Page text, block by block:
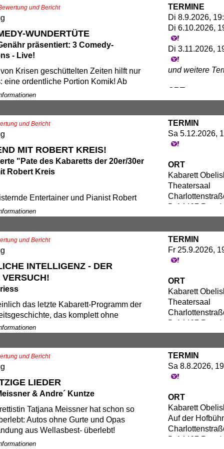
Und dann fragt man da rein: „Was
was ist nice, was geht
Es erwartet Sie ein
Abend für Paare und Singles bei
trocken bleibt
ab 29,00€
und Bericht
WUNDERTÜTE
präsentiert: 3 Comedy-
- Live!
von Krisen geschüttelten Zeiten hilft nur
eine ordentliche Portion Komik! Ab
das Kabarett Obelisk und der
Charlottenstraße 31 einmal im Monat
aus ganz Deutschland bieten
des Alltags die Stirn - und die Pointe –
auftritt? Wird nicht verraten! Die
bleibt, was sie verspricht –
Mischung voller Überraschungen. Nur
Shows rezeptpflichtig.
TERMINE
Di 8.9.2026,
Di 6.10.2026,
Di 3.11.2026,
und weitere
ORT
Kabarett
D-14467
und Bericht
MIT ROBERT KREIS!
"Pate des Kabaretts der 20er/30er
Robert Kreis
Entertainer und Pianist Robert
sich mit seinem kompletten Auftreten der
der „Goldenen 20er Jahren“
der lebensfrohe Niederländer
zwischen der damaligen Ära
Zeit und versteht es meisterhaft,
dieser Epoche in Wort und Musik
nahe zu bringen. ROBERT
kopiert, doch nie erreicht! Er ist einfach
gefährlich, denn er macht süchtig -
verpassen!
29,00€
TERMIN
Sa 5.12.2026,
ORT
Kabarett
Theatersaal
D-14467
und Bericht
INTELLIGENZ - DER
VERSUCH!
das letzte Kabarett-Programm der
das komplett ohne
Intelligenz (KI) entstanden ist. Allein
ist die Natürliche Intelligenz
Aussterben bedroht wie Leoparden,
Altenpflegerinnen. Wer möchte da nicht
„Herr, schmeiß Hirn vom
29,00€
TERMIN
Fr 25.9.2026,
ORT
Kabarett
Theatersaal
D-14467
und Bericht
LIEDER
& Andre´ Kuntze
Tatjana Meissner hat schon so
Autos ohne Gurte und Opas
aus Wellasbest- überlebt!
zwei Gesellschaftssysteme,
TERMIN
Sa 8.8.2026,
ORT
Kabarett
Auf der
D-14467